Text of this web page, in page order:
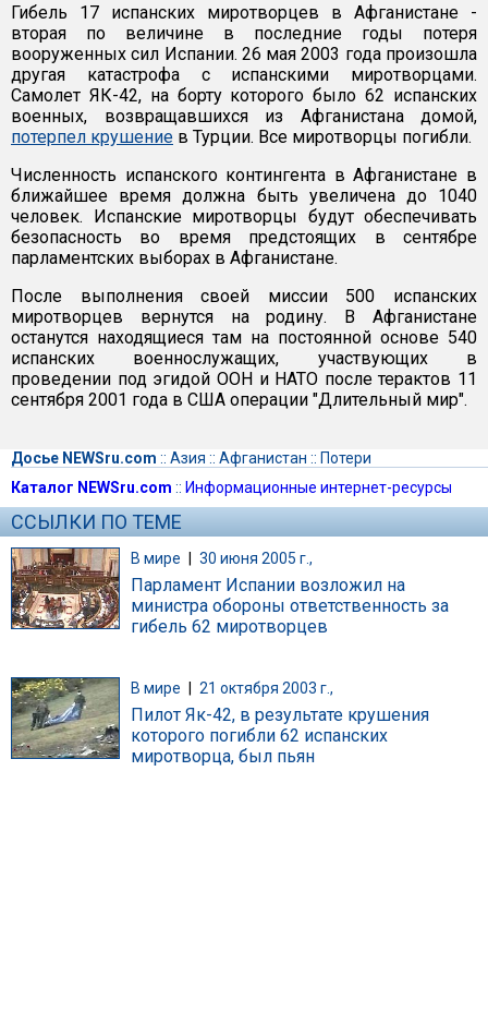
Гибель 17 испанских миротворцев в Афганистане -
вторая по величине в последние годы потеря
вооруженных сил Испании. 26 мая 2003 года произошла
другая катастрофа с испанскими миротворцами.
Самолет ЯК-42, на борту которого было 62 испанских
военных, возвращавшихся из Афганистана домой,
потерпел крушение в Турции. Все миротворцы погибли.
Численность испанского контингента в Афганистане в
ближайшее время должна быть увеличена до 1040
человек. Испанские миротворцы будут обеспечивать
безопасность во время предстоящих в сентябре
парламентских выборах в Афганистане.
После выполнения своей миссии 500 испанских
миротворцев вернутся на родину. В Афганистане
останутся находящиеся там на постоянной основе 540
испанских военнослужащих, участвующих в
проведении под эгидой ООН и НАТО после терактов 11
сентября 2001 года в США операции "Длительный мир".
Досье NEWSru.com :: Азия :: Афганистан :: Потери
Каталог NEWSru.com :: Информационные интернет-ресурсы
ССЫЛКИ ПО ТЕМЕ
В мире | 30 июня 2005 г.,
Парламент Испании возложил на
министра обороны ответственность за
гибель 62 миротворцев
В мире 21 октября 2003 г.,
Пилот Як-42, в результате крушения
которого погибли 62 испанских
миротворца, был пьян